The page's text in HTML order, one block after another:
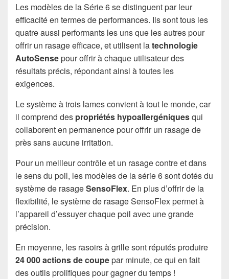
Les modèles de la Série 6 se distinguent par leur
efficacité en termes de performances. Ils sont tous les
quatre aussi performants les uns que les autres pour
offrir un rasage efficace, et utilisent latechnologie
AutoSensepour offrir à chaque utilisateur des
résultats précis, répondant ainsi à toutes les
exigences.
Le système à trois lames convient à tout le monde, car
il comprend des propriétés hypoallergéniquesqui
collaborent en permanence pour offrir un rasage de
près sans aucune irritation.
Pour un meilleur contrôle et un rasage contre et dans
le sens du poil, les modèles de la série 6 sont dotés du
système de rasageSensoFlex. En plus d’offrir de la
flexibilité, le système de rasage SensoFlex permet à
l’appareil d’essuyer chaque poil avec une grande
précision.
En moyenne, les rasoirs à grille sont réputés produire
24 000 actions de coupepar minute, ce qui en fait
des outils prolifiques pour gagner du temps !